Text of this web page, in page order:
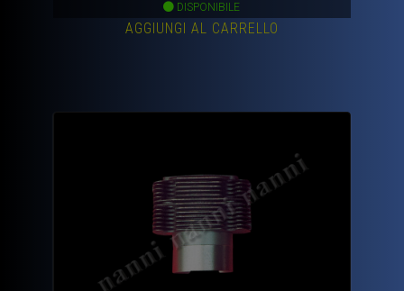
DISPONIBILE
AGGIUNGI AL CARRELLO